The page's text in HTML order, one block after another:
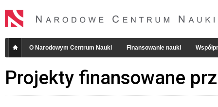
O Narodowym Centrum Nauki Finansowanie nauki
Projekty finansowane